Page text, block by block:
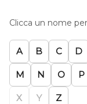
Clicca un nome
A B C D
M N O P
X Y Z